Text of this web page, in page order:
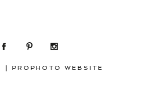
PROPHOTO WEBSITE